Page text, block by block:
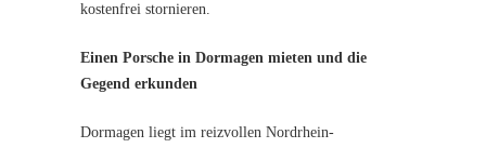
kostenfrei stornieren.
Einen Porsche in Dormagen mieten und die
Gegend erkunden
Dormagen liegt im reizvollen Nordrhein-